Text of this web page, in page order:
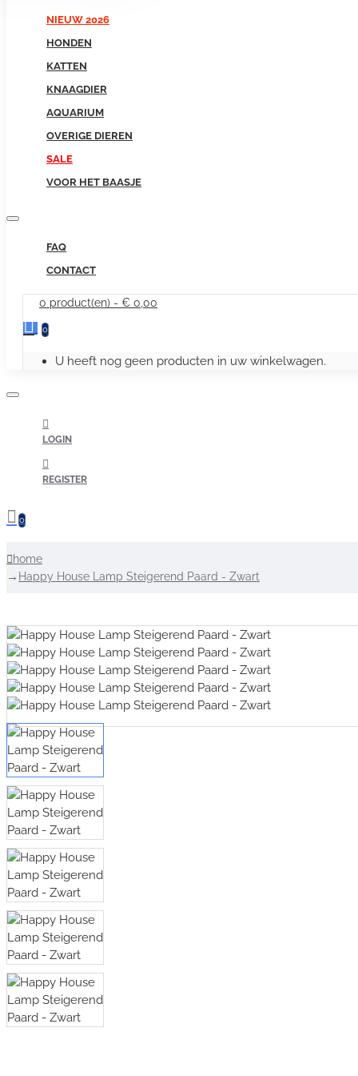
NIEUW 2026
HONDEN
KATTEN
KNAAGDIER
AQUARIUM
OVERIGE DIEREN
SALE
VOOR HET BAASJE
FAQ
CONTACT
0 product(en) - € 0,00
0
U heeft nog geen producten in uw winkelwagen.
LOGIN
REGISTER
0
home
Happy House Lamp Steigerend Paard - Zwart